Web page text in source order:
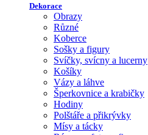
Dekorace
Obrazy
Různé
Koberce
Sošky a figury
Svíčky, svícny a lucerny
Košíky
Vázy a láhve
Šperkovnice a krabičky
Hodiny
Polštáře a přikrývky
Mísy a tácky